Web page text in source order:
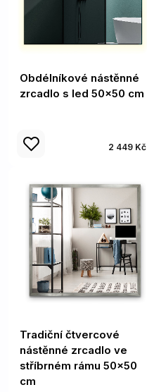
Obdélníkové nástěnné
zrcadlo s led 50x50 cm
2 449 Kč
Tradiční čtvercové
nástěnné zrcadlo ve
stříbrném rámu 50x50
cm